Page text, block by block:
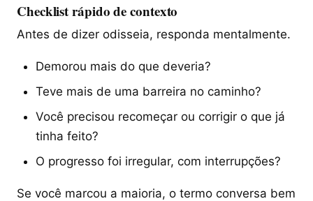
Checklist rápido de contexto
Antes de dizer odisseia, responda mentalmente.
Demorou mais do que deveria?
Teve mais de uma barreira no caminho?
Você precisou recomeçar ou corrigir o que já
tinha feito?
O progresso foi irregular, com interrupções?
Se você marcou a maioria, o termo conversa bem